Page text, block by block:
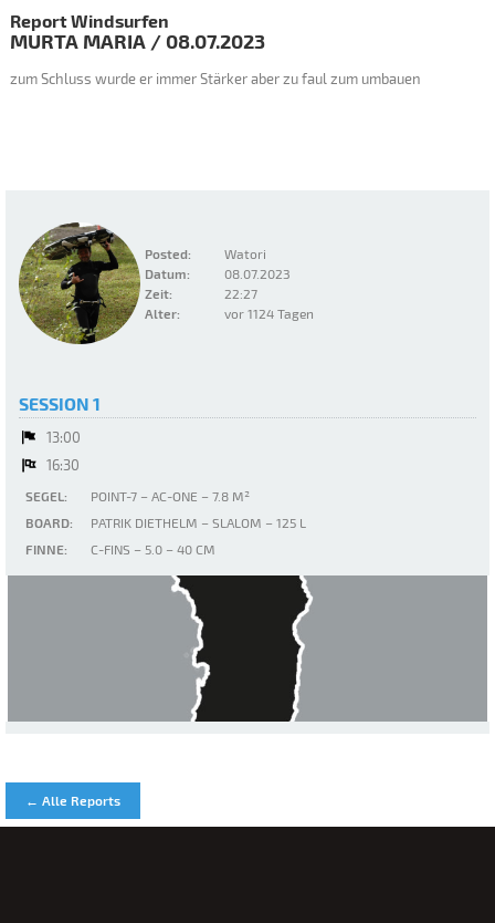
Posted:
Watori
Datum:
08.07.2023
Zeit:
22:27
Alter:
vor 1124 Tagen
Report Windsurfen
MURTA MARIA / 08.07.2023
zum Schluss wurde er immer Stärker aber zu faul zum umbauen
SESSION 1
13:00
16:30
SEGEL:
POINT-7 – AC-ONE – 7.8 M²
BOARD:
PATRIK DIETHELM – SLALOM – 125 L
FINNE:
C-FINS – 5.0 – 40 CM
← Alle Reports